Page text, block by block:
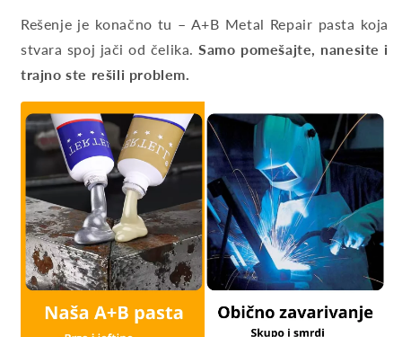
Rešenje je konačno tu – A+B Metal Repair pasta koja
stvara spoj jači od čelika.Samo pomešajte, nanesite i
trajno ste rešili problem.